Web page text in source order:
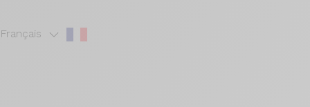
Français